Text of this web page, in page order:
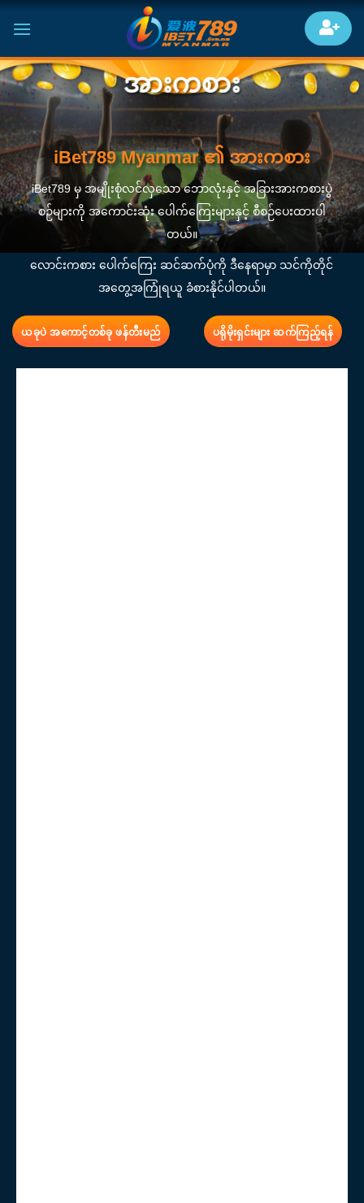
အားကစား
iBet789 Myanmar ၏ အားကစား
iBet789 မှ အမျိုးစုံလင်လှသော ဘောလုံးနှင့် အခြားအားကစားပွဲ
စဉ်များကို အကောင်းဆုံး ပေါက်ကြေးများနှင့် စီစဉ်ပေးထားပါ
တယ်။
လောင်းကစား ပေါက်ကြေး ဆင်ဆက်ပုံကို ဒီနေရာမှာ သင်ကိုတိုင်
အတွေ့အကြုံရယူ ခံစားနိုင်ပါတယ်။
ယခုပဲ အကောင့်တစ်ခု ဖန်တီးမည် ပရိုမိုးရှင်းများ ဆက်ကြည့်ရန်